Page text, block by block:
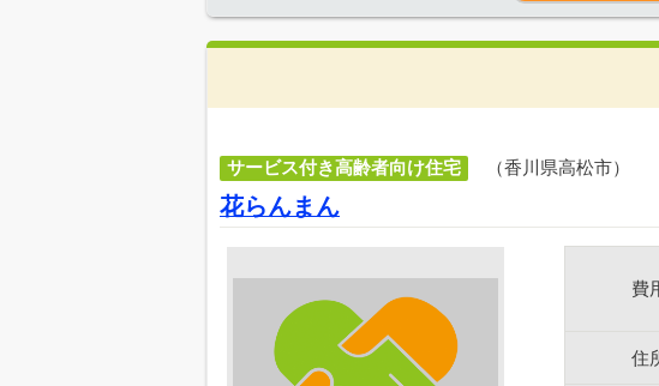
サービス付き高齢者向け住宅 （香川県高松市）
花らんまん
費
住